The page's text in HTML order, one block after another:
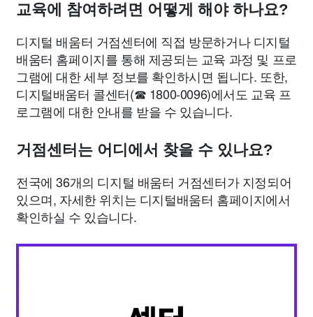
교육에 참여하려면 어떻게 해야 하나요?
디지털 배움터 거점센터에 직접 방문하거나 디지털
배움터 홈페이지를 통해 제공되는 교육 과정 및 프로
그램에 대한 세부 정보를 확인하시면 됩니다. 또한,
디지털배움터 콜센터(☎ 1800-0096)에서도 교육 프
로그램에 대한 안내를 받을 수 있습니다.
거점센터는 어디에서 찾을 수 있나요?
전국에 36개의 디지털 배움터 거점센터가 지정되어
있으며, 자세한 위치는 디지털배움터 홈페이지에서
확인하실 수 있습니다.